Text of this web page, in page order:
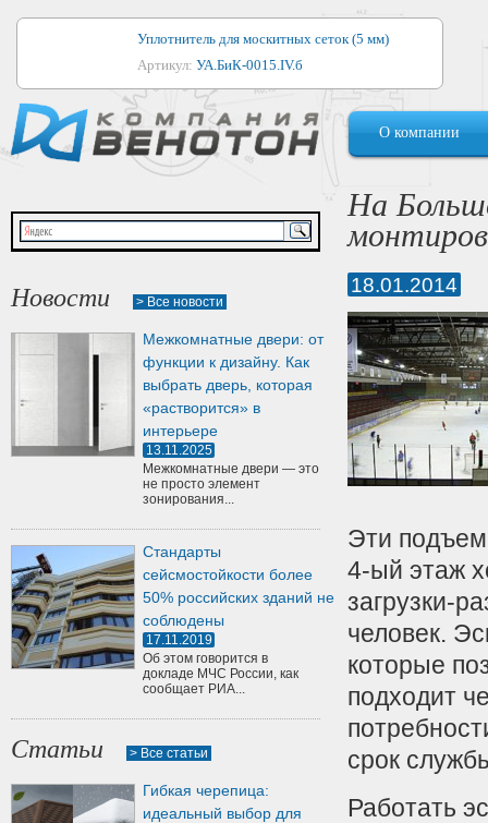
Уплотнитель для москитных сеток (5 мм)
Артикул: УА.БиК-0015.IV.б
Уплотнитель для алюминиевых окон
Артикул:1044
Уплотнитель для деревянных окон
Артикул:УМ.БиК-0062.IV.б
Уплотнитель лоджиевый для (4, 5, 6 мм)
Уплотнитель для деревянных дверей
Артикул:
О компании
Новости > Все новости
Межкомнатные двери: от
функции к дизайну. Как
выбрать дверь, которая
«растворится» в
интерьере
13.11.2025
Межкомнатные двери — это
не просто элемент
зонирования...
Стандарты
сейсмостойкости более
50% российских зданий не
соблюдены
17.11.2019
Об этом говорится в
докладе МЧС России, как
сообщает РИА...
Статьи > Все статьи
Гибкая черепица:
идеальный выбор для
На
18.01.2014
Эти
4-ый этаж
загрузки-
человек.
которые
подходит
срок
Работать